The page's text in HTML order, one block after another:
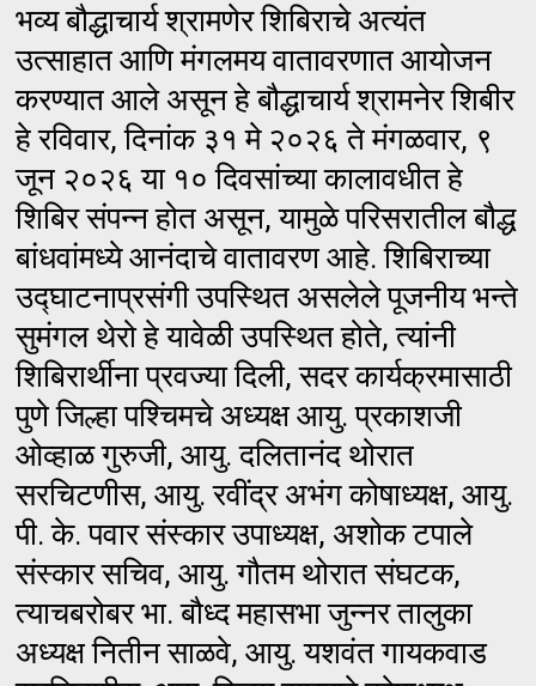
भव्य बौद्धाचार्य श्रामणेर शिबिराचे अत्यंत
उत्साहात आणि मंगलमय वातावरणात आयोजन
करण्यात आले असून हे बौद्धाचार्य श्रामनेर शिबीर
हे रविवार, दिनांक ३१ मे २०२६ ते मंगळवार, ९
जून २०२६ या १० दिवसांच्या कालावधीत हे
शिबिर संपन्न होत असून, यामुळे परिसरातील बौद्ध
बांधवांमध्ये आनंदाचे वातावरण आहे. शिबिराच्या
उद्घाटनाप्रसंगी उपस्थित असलेले पूजनीय भन्ते
सुमंगल थेरो हे यावेळी उपस्थित होते, त्यांनी
शिबिरार्थीना प्रवज्या दिली, सदर कार्यक्रमासाठी
पुणे जिल्हा पश्चिमचे अध्यक्ष आयु. प्रकाशजी
ओव्हाळ गुरुजी, आयु. दलितानंद थोरात
सरचिटणीस, आयु. रवींद्र अभंग कोषाध्यक्ष, आयु.
पी. के. पवार संस्कार उपाध्यक्ष, अशोक टपाले
संस्कार सचिव, आयु. गौतम थोरात संघटक,
त्याचबरोबर भा. बौध्द महासभा जुन्नर तालुका
अध्यक्ष नितीन साळवे, आयु. यशवंत गायकवाड